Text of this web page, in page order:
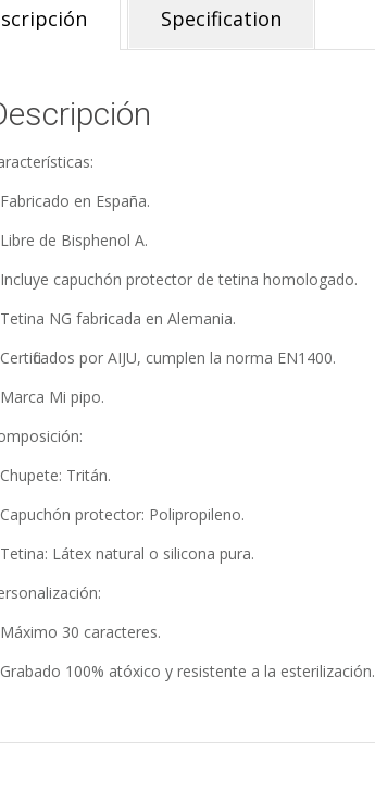
Specification
en España.
de Bisphenol A.
capuchón protector de tetina homologado.
NG fabricada en Alemania.
por AIJU, cumplen la norma EN1400.
Mi pipo.
Tritán.
protector: Polipropileno.
Látex natural o silicona pura.
30 caracteres.
100% atóxico y resistente a la esterilización.
nuestra gran
DECIDIRÁS?